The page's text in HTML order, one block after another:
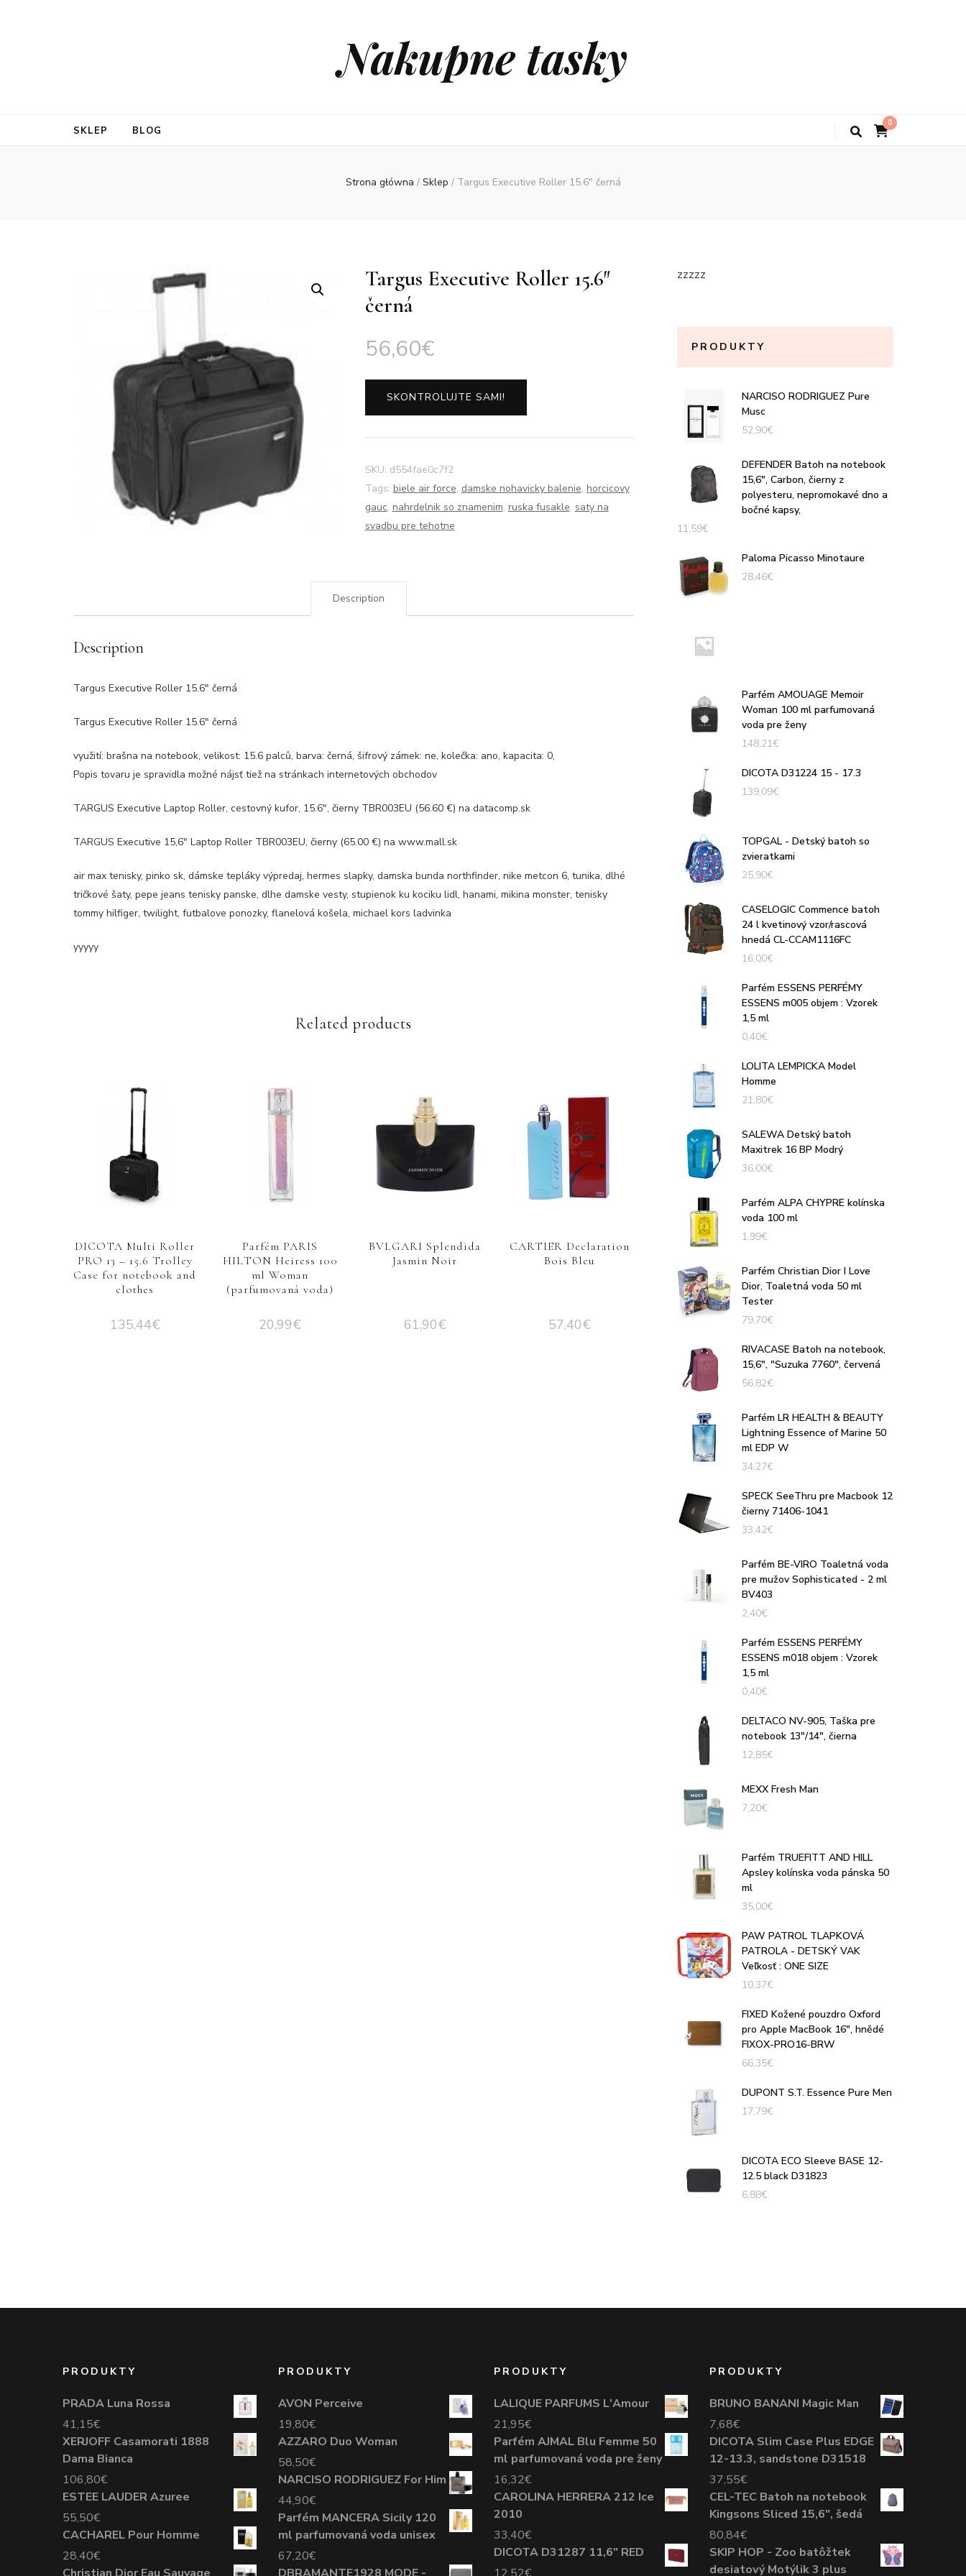
Nakupne tasky
SKLEP BLOG
0
Strona główna / Sklep / Targus Executive Roller 15.6″ černá
Targus Executive Roller 15.6″
černá
56,60€
SKONTROLUJTE SAMI!
SKU: d554fae0c7f2
Tags: biele air force, damske nohavicky balenie, horcicovy
gauc, nahrdelnik so znamenim, ruska fusakle, saty na
svadbu pre tehotne
Description
Description
Targus Executive Roller 15.6″ černá
Targus Executive Roller 15.6″ černá
využití: brašna na notebook, velikost: 15.6 palců, barva: černá, šifrový zámek: ne, kolečka: ano, kapacita: 0,
Popis tovaru je spravidla možné nájsť tiež na stránkach internetových obchodov
TARGUS Executive Laptop Roller, cestovný kufor, 15.6″, čierny TBR003EU (56.60 €) na datacomp.sk
TARGUS Executive 15,6″ Laptop Roller TBR003EU, čierny (65.00 €) na www.mall.sk
air max tenisky, pinko sk, dámske tepláky výpredaj, hermes slapky, damska bunda northfinder, nike metcon 6, tunika, dlhé
tričkové šaty, pepe jeans tenisky panske, dlhe damske vesty, stupienok ku kociku lidl, hanami, mikina monster, tenisky
tommy hilfiger, twilight, futbalove ponozky, flanelová košela, michael kors ladvinka
yyyyy
Related products
DICOTA Multi Roller
PRO 13 – 15.6 Trolley
Case for notebook and
clothes
135,44€
Parfém PARIS
HILTON Heiress 100
ml Woman
(parfumovaná voda)
20,99€
BVLGARI Splendida
Jasmin Noir
61,90€
CARTIER Declaration
Bois Bleu
57,40€
zzzzz
PRODUKTY
NARCISO RODRIGUEZ Pure
Musc
52,90€
DEFENDER Batoh na notebook
15,6", Carbon, čierny z
polyesteru, nepromokavé dno a
bočné kapsy,
11,59€
Paloma Picasso Minotaure
28,46€
Parfém AMOUAGE Memoir
Woman 100 ml parfumovaná
voda pre ženy
148,21€
DICOTA D31224 15 - 17.3
139,09€
TOPGAL - Detský batoh so
zvieratkami
25,90€
CASELOGIC Commence batoh
24 l kvetinový vzor/rascová
hnedá CL-CCAM1116FC
16,00€
Parfém ESSENS PERFÉMY
ESSENS m005 objem : Vzorek
1,5 ml
0,40€
LOLITA LEMPICKA Model
Homme
21,80€
SALEWA Detský batoh
Maxitrek 16 BP Modrý
36,00€
Parfém ALPA CHYPRE kolínska
voda 100 ml
1,99€
Parfém Christian Dior I Love
Dior, Toaletná voda 50 ml
Tester
79,70€
RIVACASE Batoh na notebook,
15,6", "Suzuka 7760", červená
56,82€
Parfém LR HEALTH & BEAUTY
Lightning Essence of Marine 50
ml EDP W
34,27€
SPECK SeeThru pre Macbook 12
čierny 71406-1041
33,42€
Parfém BE-VIRO Toaletná voda
pre mužov Sophisticated - 2 ml
BV403
2,40€
Parfém ESSENS PERFÉMY
ESSENS m018 objem : Vzorek
1,5 ml
0,40€
DELTACO NV-905, Taška pre
notebook 13"/14", čierna
12,85€
MEXX Fresh Man
7,20€
Parfém TRUEFITT AND HILL
Apsley kolínska voda pánska 50
ml
35,00€
PAW PATROL TLAPKOVÁ
PATROLA - DETSKÝ VAK
Veľkosť : ONE SIZE
10,37€
FIXED Kožené pouzdro Oxford
pro Apple MacBook 16", hnědé
FIXOX-PRO16-BRW
66,35€
DUPONT S.T. Essence Pure Men
17,79€
DICOTA ECO Sleeve BASE 12-
12.5 black D31823
6,88€
PRODUKTY
PRADA Luna Rossa
41,15€
XERJOFF Casamorati 1888
Dama Bianca
106,80€
ESTEE LAUDER Azuree
55,50€
CACHAREL Pour Homme
28,40€
PRODUKTY
AVON Perceive
19,80€
AZZARO Duo Woman
58,50€
NARCISO RODRIGUEZ For Him
44,90€
Parfém MANCERA Sicily 120
ml parfumovaná voda unisex
67,20€
PRODUKTY
LALIQUE PARFUMS L'Amour
21,95€
Parfém AJMAL Blu Femme 50
ml parfumovaná voda pre ženy
16,32€
CAROLINA HERRERA 212 Ice
2010
33,40€
DICOTA D31287 11,6" RED
PRODUKTY
BRUNO BANANI Magic Man
7,68€
DICOTA Slim Case Plus EDGE
12-13.3, sandstone D31518
37,55€
CEL-TEC Batoh na notebook
Kingsons Sliced 15,6", šedá
80,84€
SKIP HOP - Zoo batôžtek
desiatový Motýlik 3 plus